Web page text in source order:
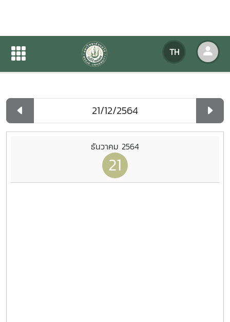
TH
ปฏิทินกิจกรรมของหน่วยงาน
ปฏิทินกิจกรรมของหน่วยงาน
ธันวาคม 2564
21